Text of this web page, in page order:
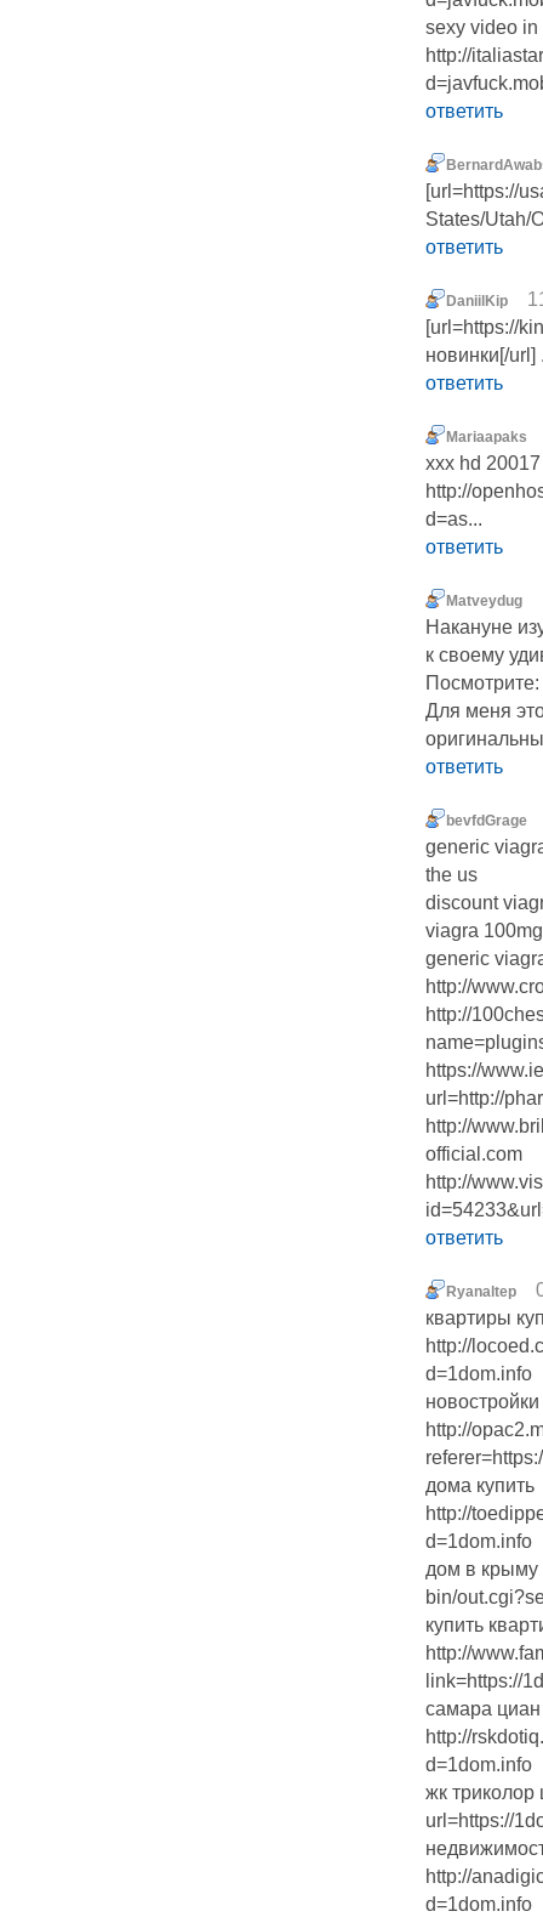
sexy video in
http://
ответить
[url=https://
States/Utah/
ответить
DaniilKip
[url=https://
новинки[/url]
ответить
Mariaapaks
xxx hd 20017
http://
d=as...
ответить
Matveydug
Накануне
к своему
Для меня
ответить
bevfdGrage
generic
the us
discount
viagra
generic
http://
http://
https://
url=http://
http://
official.com
http://
ответить
Ryanaltep
квартиры
http://
d=1dom.info
http://
дома купить
http://
d=1dom.info
дом в крыму
bin/
купить
http://
link=https://
самара циан
http://
d=1dom.info
жк триколор
url=https://
http://
d=1dom.info